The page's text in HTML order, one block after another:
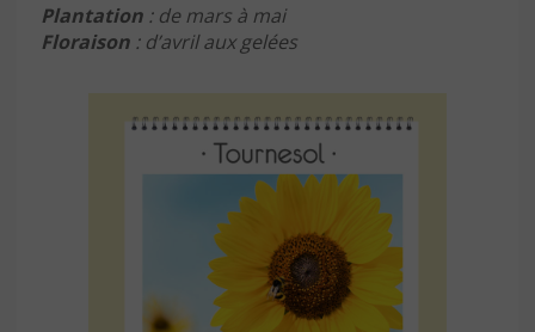
Plantation : de mars à mai
Floraison : d’avril aux gelées